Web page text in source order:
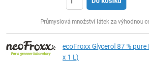
Průmyslová množství látek za výhodnou
ecoFroxx Glycerol 87 %
x 1 L)